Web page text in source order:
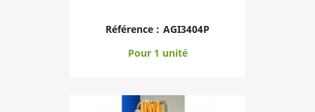
Référence : AGI3404P
Pour 1 unité